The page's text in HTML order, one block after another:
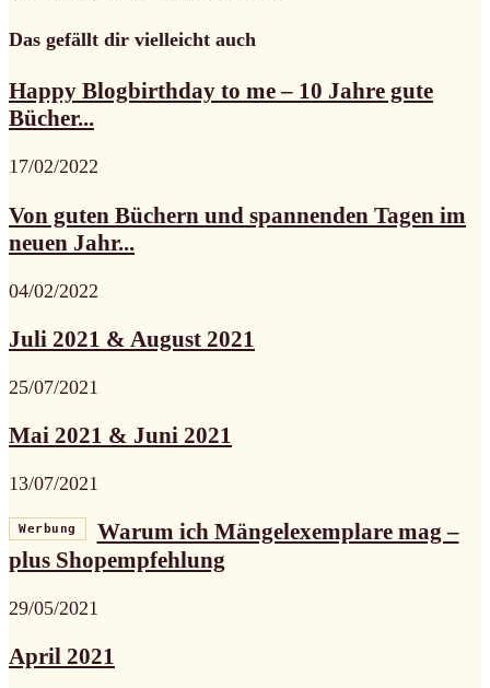
Das gefällt dir vielleicht auch
Happy Blogbirthday to me – 10 Jahre gute
Bücher...
17/02/2022
Von guten Büchern und spannenden Tagen im
neuen Jahr...
04/02/2022
Juli 2021 & August 2021
25/07/2021
Mai 2021 & Juni 2021
13/07/2021
Werbung
Warum ich Mängelexemplare mag –
plus Shopempfehlung
29/05/2021
April 2021